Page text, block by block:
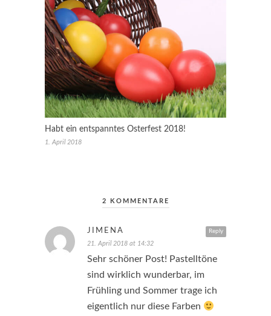
Habt ein entspanntes Osterfest 2018!
1. April 2018
2 KOMMENTARE
Reply
JIMENA
21. April 2018 at 14:32
Sehr schöner Post! Pastelltöne
sind wirklich wunderbar, im
Frühling und Sommer trage ich
eigentlich nur diese Farben